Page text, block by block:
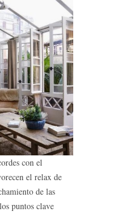
con el
el relax de
de las
puntos clave